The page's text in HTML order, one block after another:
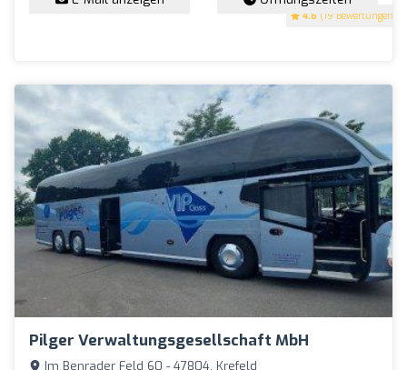
4.6 (19 Bewertungen)
Pilger Verwaltungsgesellschaft MbH
Im Benrader Feld 60 - 47804, Krefeld